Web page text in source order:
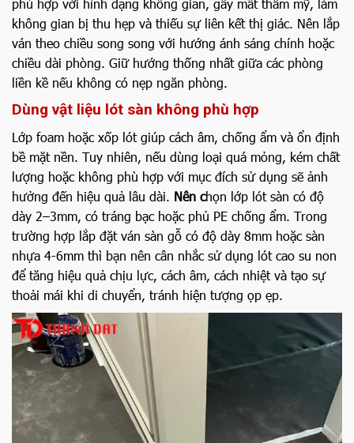
phù hợp với hình dạng không gian, gây mất thẩm mỹ, làm
không gian bị thu hẹp và thiếu sự liên kết thị giác. Nên lắp
ván theo chiều song song với hướng ánh sáng chính hoặc
chiều dài phòng. Giữ hướng thống nhất giữa các phòng
liền kề nếu không có nẹp ngăn phòng.
Dùng vật liệu lót sàn không phù hợp
Lớp foam hoặc xốp lót giúp cách âm, chống ẩm và ổn định
bề mặt nền. Tuy nhiên, nếu dùng loại quá mỏng, kém chất
lượng hoặc không phù hợp với mục đích sử dụng sẽ ảnh
hưởng đến hiệu quả lâu dài. Nên chọn lớp lót sàn có độ
dày 2–3mm, có tráng bạc hoặc phủ PE chống ẩm. Trong
trường hợp lắp đặt ván sàn gỗ có độ dày 8mm hoặc sàn
nhựa 4-6mm thì bạn nên cân nhắc sử dụng lót cao su non
để tăng hiệu quả chịu lực, cách âm, cách nhiệt và tạo sự
thoải mái khi di chuyển, tránh hiện tượng ọp ẹp.